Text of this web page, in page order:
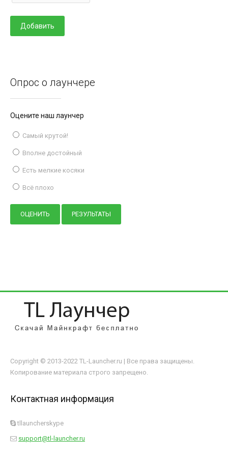
Опрос о лаунчере
Оцените наш лаунчер
Самый крутой!
Вполне достойный
Есть мелкие косяки
Всё плохо
Copyright © 2013-2022 TL-Launcher.ru | Все права защищены.
Копирование материала строго запрещено.
Контактная информация
tllauncherskype
support@tl-launcher.ru